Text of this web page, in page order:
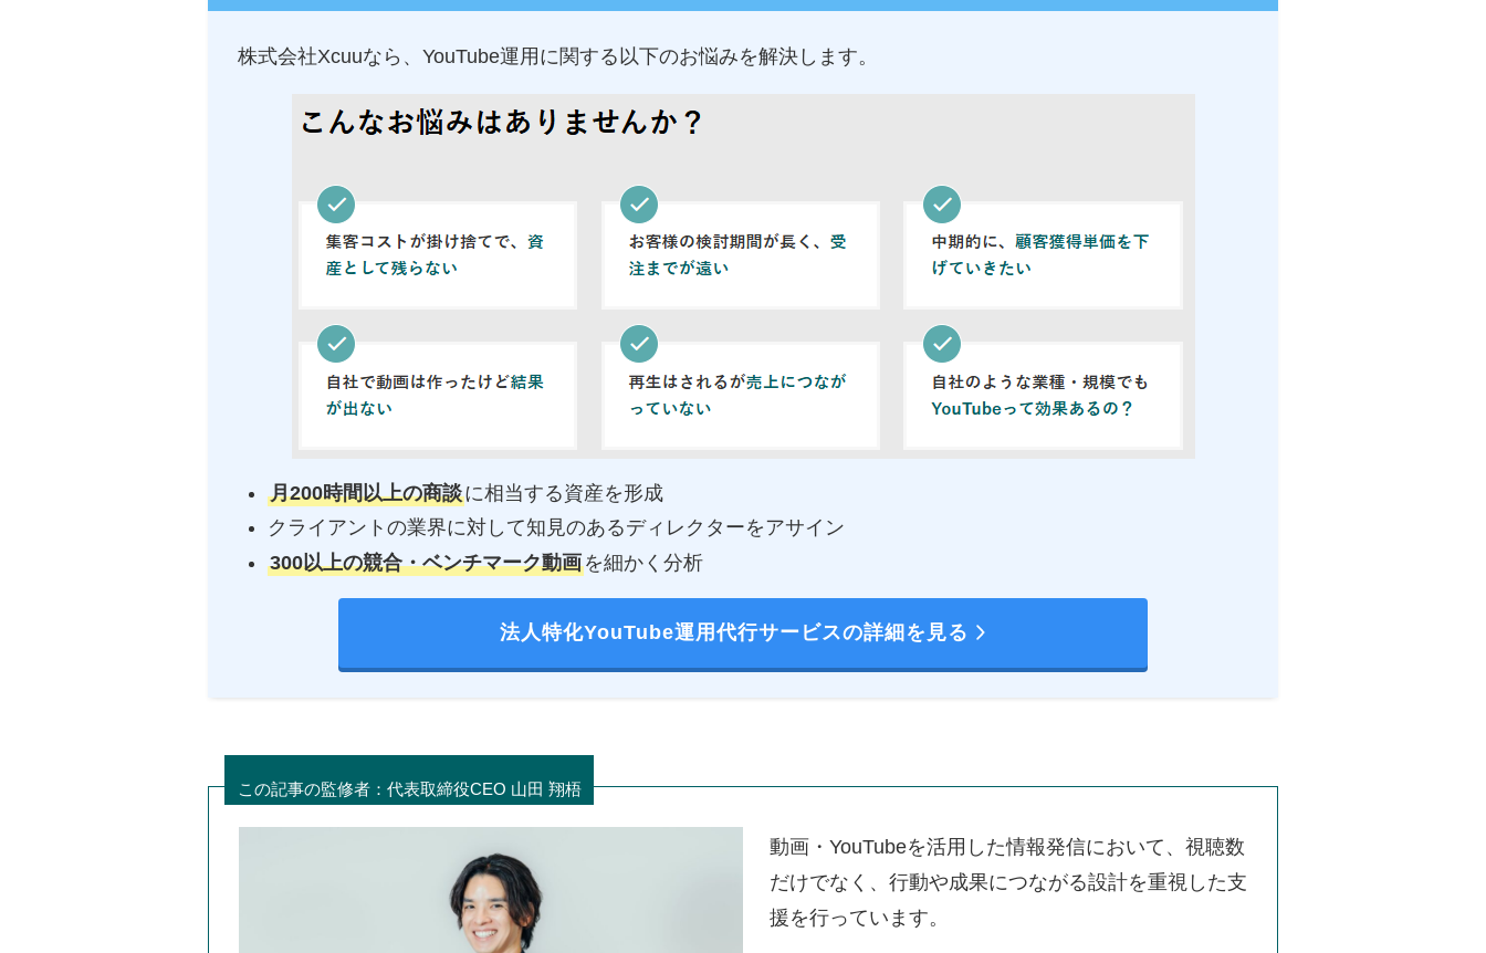
株式会社Xcuuなら、YouTube運用に関する以下のお悩みを解決します。
月200時間以上の商談に相当する資産を形成
クライアントの業界に対して知見のあるディレクターをアサイン
300以上の競合・ベンチマーク動画 を細かく分析
法人特化YouTube運用代行サービスの詳細を見る
この記事の監修者：代表取締役CEO 山田 翔梧
動画・YouTubeを活用した情報発信において、視聴数
だけでなく、行動や成果につながる設計を重視した支
援を行っています。